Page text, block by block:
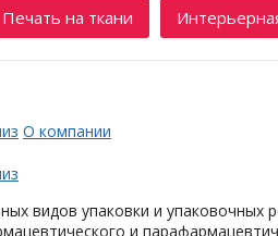
Печать на ткани
О компании
видов упаковки и
и